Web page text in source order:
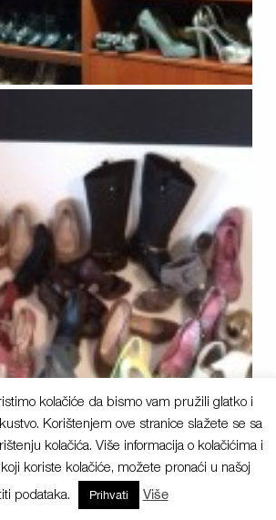
kolačiće da bismo vam pružili glatko i
Korištenjem ove stranice slažete se sa
kolačića. Više informacija o kolačićima i
koriste kolačiće, možete pronaći u našoj
podataka.
Prihvati Više